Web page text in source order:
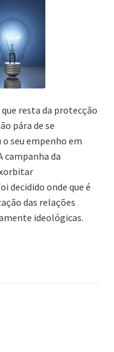
resta da protecção
pára de se
seu empenho em
campanha da
decidido onde que é
das relações
ideológicas.